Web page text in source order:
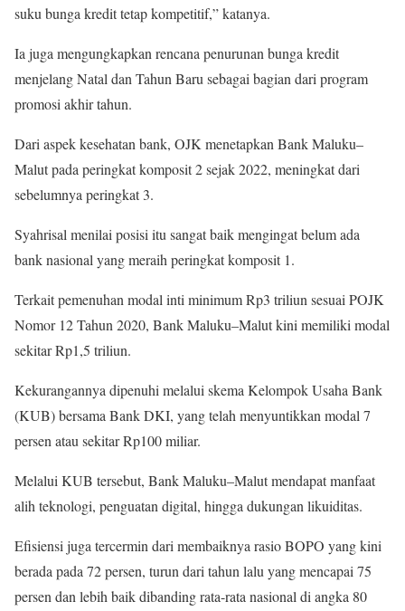
suku bunga kredit tetap kompetitif,” katanya.
Ia juga mengungkapkan rencana penurunan bunga kredit
menjelang Natal dan Tahun Baru sebagai bagian dari program
promosi akhir tahun.
Dari aspek kesehatan bank, OJK menetapkan Bank Maluku–
Malut pada peringkat komposit 2 sejak 2022, meningkat dari
sebelumnya peringkat 3.
Syahrisal menilai posisi itu sangat baik mengingat belum ada
bank nasional yang meraih peringkat komposit 1.
Terkait pemenuhan modal inti minimum Rp3 triliun sesuai POJK
Nomor 12 Tahun 2020, Bank Maluku–Malut kini memiliki modal
sekitar Rp1,5 triliun.
Kekurangannya dipenuhi melalui skema Kelompok Usaha Bank
(KUB) bersama Bank DKI, yang telah menyuntikkan modal 7
persen atau sekitar Rp100 miliar.
Melalui KUB tersebut, Bank Maluku–Malut mendapat manfaat
alih teknologi, penguatan digital, hingga dukungan likuiditas.
Efisiensi juga tercermin dari membaiknya rasio BOPO yang kini
berada pada 72 persen, turun dari tahun lalu yang mencapai 75
persen dan lebih baik dibanding rata-rata nasional di angka 80